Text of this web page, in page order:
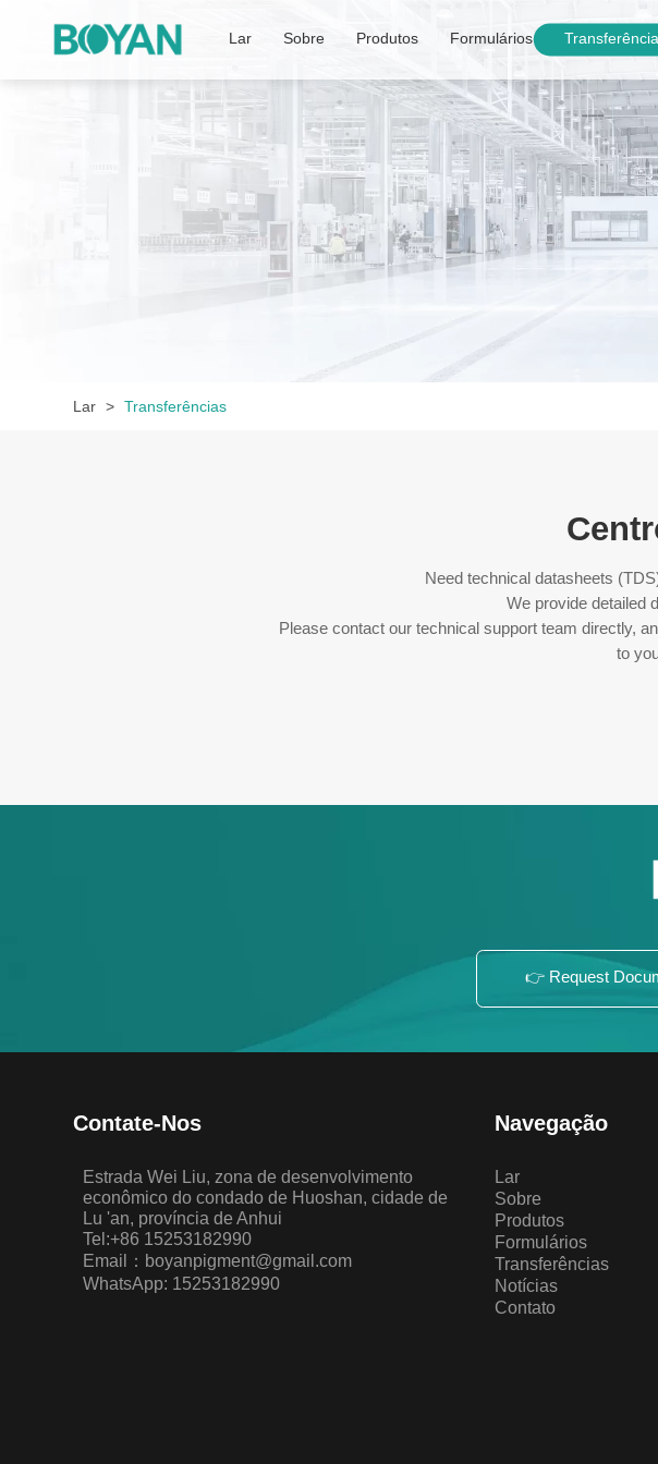
Lar Sobre Produtos Formulários
Lar Transferências
Need technical datasheets
We provide detailed
Please contact our technical support team directly,
to
👉 Request
Contate-Nos
Estrada Wei Liu, zona de desenvolvimento
econômico do condado de Huoshan, cidade de
Lu 'an, província de Anhui
Tel:+86 15253182990
Email：boyanpigment@gmail.com
WhatsApp: 15253182990
Navegação
Lar
Sobre
Produtos
Formulários
Transferências
Notícias
Contato